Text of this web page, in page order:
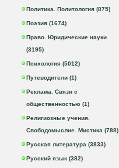
Политика. Политология (875)
Поэзия (1674)
Право. Юридические науки
(3195)
Психология (5012)
Путеводители (1)
Реклама. Связи с
общественностью (1)
Религиозные учения.
Свободомыслие. Мистика (788)
Русская литература (3833)
Русский язык (382)